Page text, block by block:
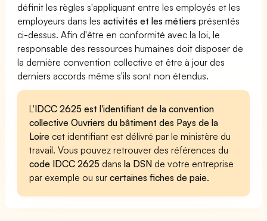
définit les règles s'appliquant entre les employés et les
employeurs dans lesactivités et les métiers présentés
ci-dessus. Afin d'être en conformité avec la loi, le
responsable des ressources humaines doit disposer de
la dernière convention collective et être à jour des
derniers accords même s'ils sont non étendus.
L'IDCC 2625 est l'identifiant de la convention
collective Ouvriers du bâtiment des Pays de la
Loire cet identifiant est délivré par le ministère du
travail. Vous pouvez retrouver des références du
code IDCC 2625 dansla DSN de votre entreprise
par exemple ou surcertaines fiches de paie.